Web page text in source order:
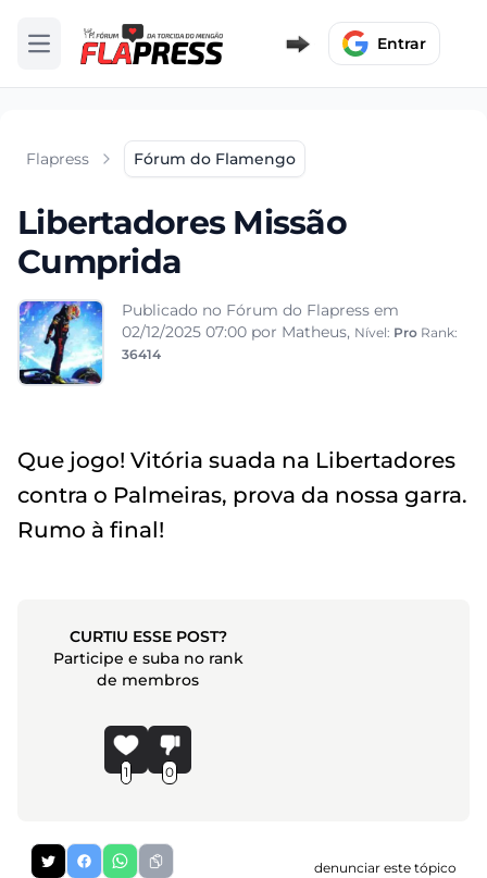
Abrir menu Entrar
Flapress Fórum do Flamengo
Libertadores Missão
Cumprida
Publicado no Fórum do Flapress em
02/12/2025 07:00 por Matheus, Nível: Pro Rank:
36414
Que jogo! Vitória suada na Libertadores
contra o Palmeiras, prova da nossa garra.
Rumo à final!
CURTIU ESSE POST?
Participe e suba no rank
de membros
1 0
denunciar este tópico